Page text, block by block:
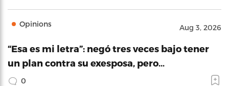
Opinions Aug 3, 2026
“Esa es mi letra”: negó tres veces bajo tener
un plan contra su exesposa, pero…
0